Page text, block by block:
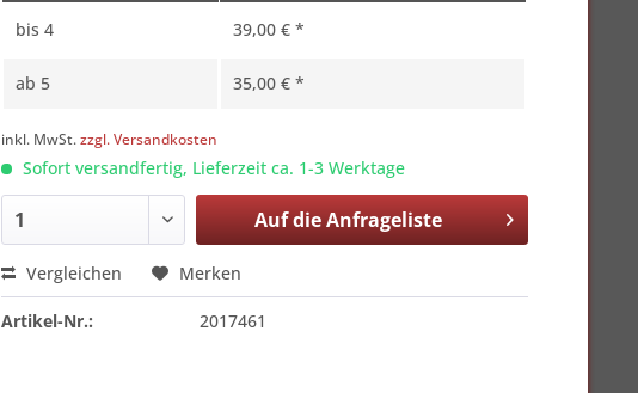
bis4 39,00 € *
ab 5 35,00 € *
inkl. MwSt.zzgl. Versandkosten
Sofort versandfertig, Lieferzeit ca. 1-3 Werktage
Auf dieAnfrageliste
Vergleichen Merken
Artikel-Nr.: 2017461